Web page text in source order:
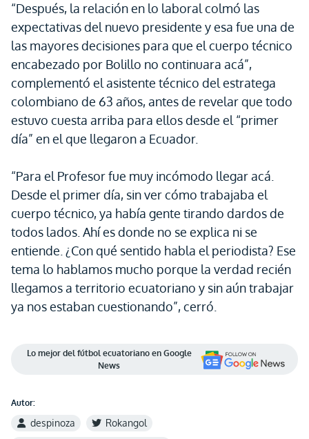
“Después, la relación en lo laboral colmó las
expectativas del nuevo presidente y esa fue una de
las mayores decisiones para que el cuerpo técnico
encabezado por Bolillo no continuara acá”,
complementó el asistente técnico del estratega
colombiano de 63 años, antes de revelar que todo
estuvo cuesta arriba para ellos desde el “primer
día” en el que llegaron a Ecuador.
“Para el Profesor fue muy incómodo llegar acá.
Desde el primer día, sin ver cómo trabajaba el
cuerpo técnico, ya había gente tirando dardos de
todos lados. Ahí es donde no se explica ni se
entiende. ¿Con qué sentido habla el periodista? Ese
tema lo hablamos mucho porque la verdad recién
llegamos a territorio ecuatoriano y sin aún trabajar
ya nos estaban cuestionando”, cerró.
Lo mejor del fútbol ecuatoriano en Google
News
Autor:
despinoza Rokangol